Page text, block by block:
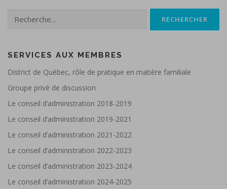
SERVICES AUX MEMBRES
District de Québec, rôle de pratique en matière familiale
Groupe privé de discussion
Le conseil d’administration 2018-2019
Le conseil d’administration 2019-2021
Le conseil d’administration 2021-2022
Le conseil d’administration 2022-2023
Le conseil d’administration 2023-2024
Le conseil d’administration 2024-2025